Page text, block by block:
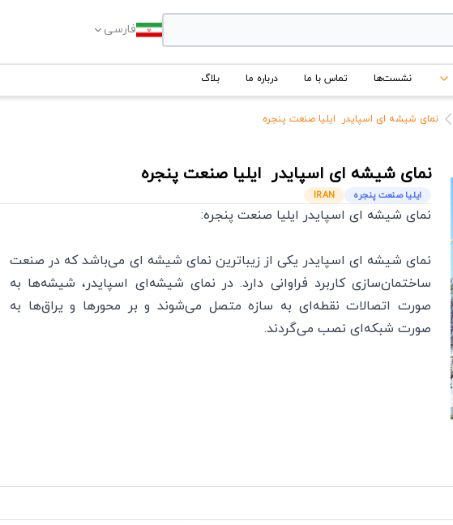
فارسی
نشست‌ها تماس با ما درباره ما بلاگ
نمای شیشه ای اسپایدر ایلیا صنعت پنجره
نمای شیشه ای اسپایدر ایلیا صنعت پنجره
ایلیا صنعت پنجره IRAN
نمای شیشه ای اسپایدر ایلیا صنعت پنجره:
نمای شیشه ای اسپایدر یکی از زیباترین نمای شیشه‌ ای می‌باشد که در صنعت
ساختمان‌سازی کاربرد فراوانی دارد. در نمای شیشه‌ای اسپایدر، شیشه‌ها به
صورت اتصالات نقطه‌ای به سازه متصل می‌شوند و بر محورها و یراق‌ها به
صورت شبکه‌ای نصب می‌گردند.